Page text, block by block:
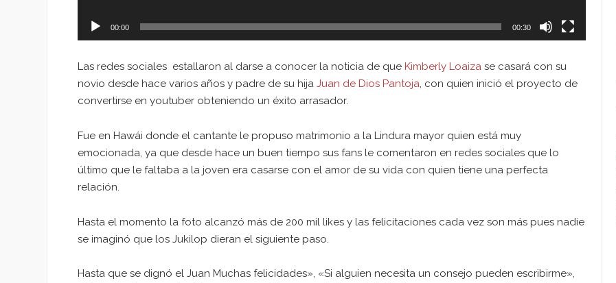
00:00 00:30
Las redes sociales estallaron al darse a conocer la noticia de que Kimberly Loaiza se casará con su
novio desde hace varios años y padre de su hija Juan de Dios Pantoja, con quien inició el proyecto de
convertirse en youtuber obteniendo un éxito arrasador.
Fue en Hawái donde el cantante le propuso matrimonio a la Lindura mayor quien está muy
emocionada, ya que desde hace un buen tiempo sus fans le comentaron en redes sociales que lo
último que le faltaba a la joven era casarse con el amor de su vida con quien tiene una perfecta
relación.
Hasta el momento la foto alcanzó más de 200 mil likes y las felicitaciones cada vez son más pues nadie
se imaginó que los Jukilop dieran el siguiente paso.
Hasta que se dignó el Juan Muchas felicidades», «Si alguien necesita un consejo pueden escribirme»,